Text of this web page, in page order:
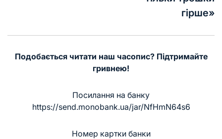
гірше»
Подобається читати наш часопис? Підтримайте
гривнею!
Посилання на банку
https://send.monobank.ua/jar/NfHmN64s6
Номер картки банки